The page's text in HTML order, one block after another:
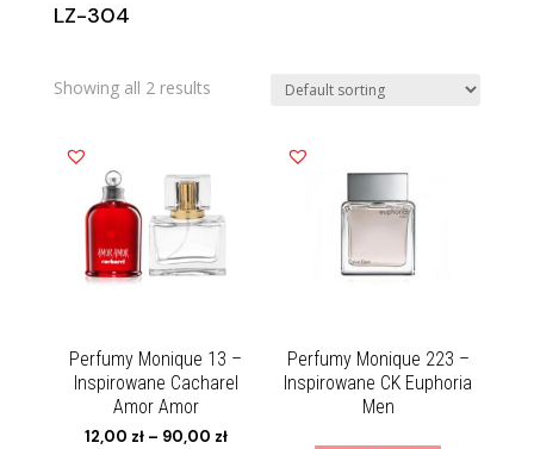
LZ-304
Showing all 2 results
Perfumy Monique 13 –
Inspirowane Cacharel
Amor Amor
12,00 zł– 90,00 zł
Perfumy Monique 223 –
Inspirowane CK Euphoria
Men